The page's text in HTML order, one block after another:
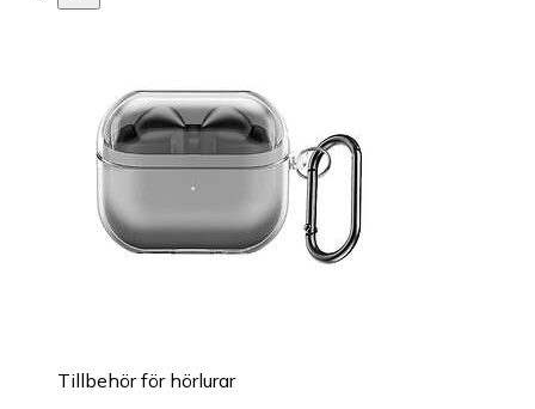
Tillbehör för hörlurar